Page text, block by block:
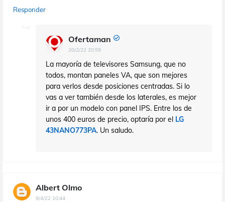
Responder
Ofertaman
20/2/22 20:59
La mayoría de televisores Samsung, que no
todos, montan paneles VA, que son mejores
para verlos desde posiciones centradas. Si lo
vas a ver también desde los laterales, es mejor
ir a por un modelo con panel IPS. Entre los de
unos 400 euros de precio, optaría por el LG
43NANO773PA. Un saludo.
Albert Olmo
8/4/22 10:44